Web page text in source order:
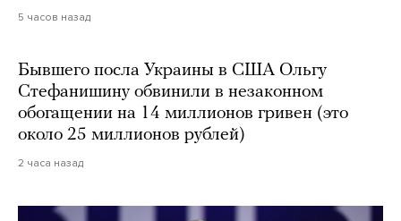
5 часов назад
Бывшего посла Украины в США Ольгу
Стефанишину обвинили в незаконном
обогащении на 14 миллионов гривен (это
около 25 миллионов рублей)
2 часа назад